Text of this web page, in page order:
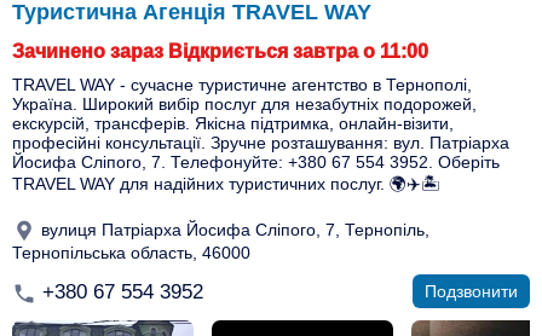
Туристична Агенція TRAVEL WAY
Зачинено зараз Відкриється завтра о 11:00
TRAVEL WAY - сучасне туристичне агентство в Тернополі,
Україна. Широкий вибір послуг для незабутніх подорожей,
екскурсій, трансферів. Якісна підтримка, онлайн-візити,
професійні консультації. Зручне розташування: вул. Патріарха
Йосифа Сліпого, 7. Телефонуйте: +380 67 554 3952. Оберіть
TRAVEL WAY для надійних туристичних послуг. 🌍✈️🏝️
вулиця Патріарха Йосифа Сліпого, 7, Тернопіль,
Тернопільська область, 46000
+380 67 554 3952 Подзвонити